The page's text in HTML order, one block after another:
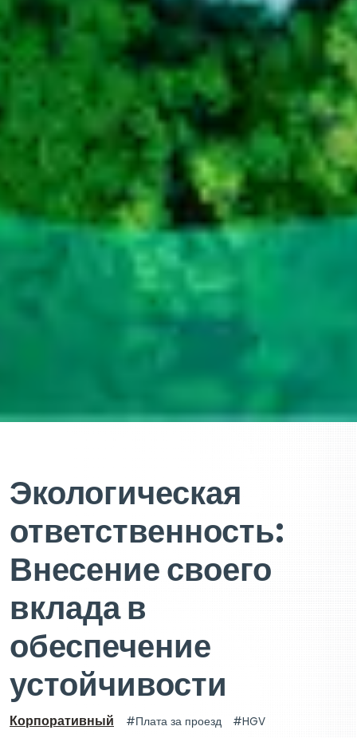
Экологическая
ответственность:
Внесение своего
вклада в
обеспечение
устойчивости
Корпоративный Плата за проезд
HGV